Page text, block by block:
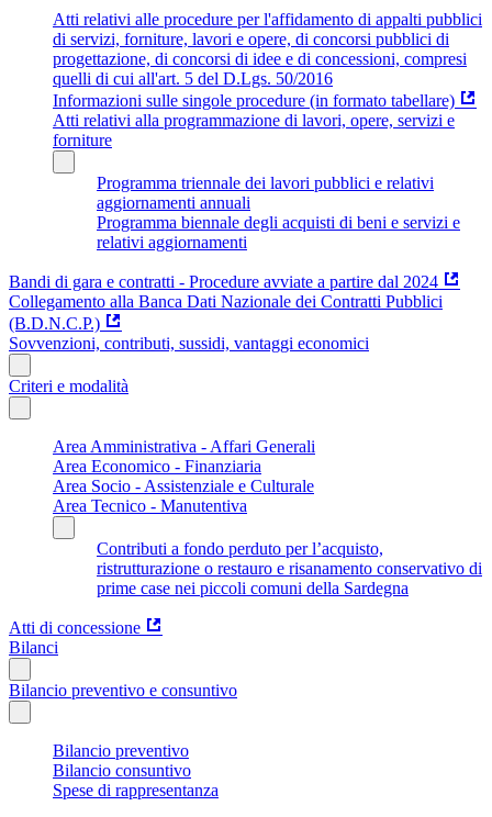
Atti relativi alle procedure per l'affidamento di appalti pubblici
di servizi, forniture, lavori e opere, di concorsi pubblici di
progettazione, di concorsi di idee e di concessioni, compresi
quelli di cui all'art. 5 del D.Lgs. 50/2016
Informazioni sulle singole procedure (in formato tabellare)
Atti relativi alla programmazione di lavori, opere, servizi e
forniture
Programma triennale dei lavori pubblici e relativi
aggiornamenti annuali
Programma biennale degli acquisti di beni e servizi e
relativi aggiornamenti
Bandi di gara e contratti - Procedure avviate a partire dal 2024
Collegamento alla Banca Dati Nazionale dei Contratti Pubblici
(B.D.N.C.P.)
Sovvenzioni, contributi, sussidi, vantaggi economici
Criteri e modalità
Area Amministrativa - Affari Generali
Area Economico - Finanziaria
Area Socio - Assistenziale e Culturale
Area Tecnico - Manutentiva
Contributi a fondo perduto per l’acquisto,
ristrutturazione o restauro e risanamento conservativo di
prime case nei piccoli comuni della Sardegna
Atti di concessione
Bilanci
Bilancio preventivo e consuntivo
Bilancio preventivo
Bilancio consuntivo
Spese di rappresentanza